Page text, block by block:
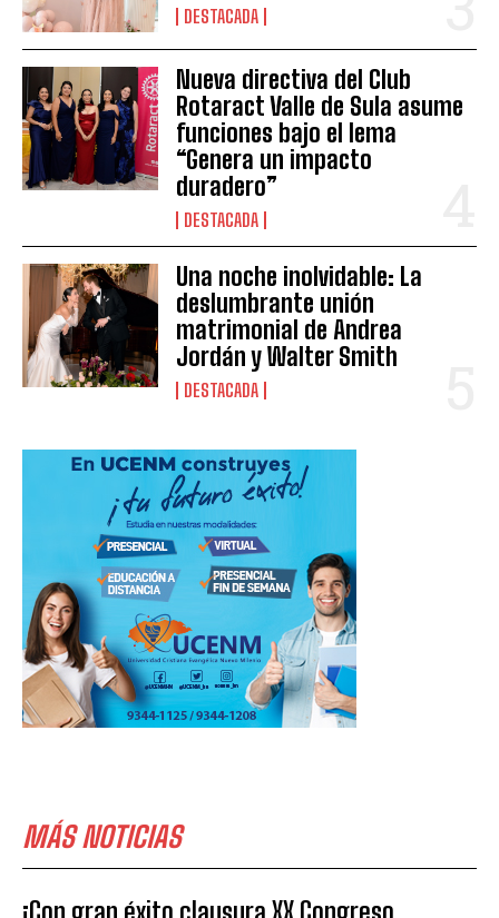
DESTACADA
Nueva directiva del Club
Rotaract Valle de Sula asume
funciones bajo el lema
“Genera un impacto
duradero”
DESTACADA
Una noche inolvidable: La
deslumbrante unión
matrimonial de Andrea
Jordán y Walter Smith
DESTACADA
MÁS NOTICIAS